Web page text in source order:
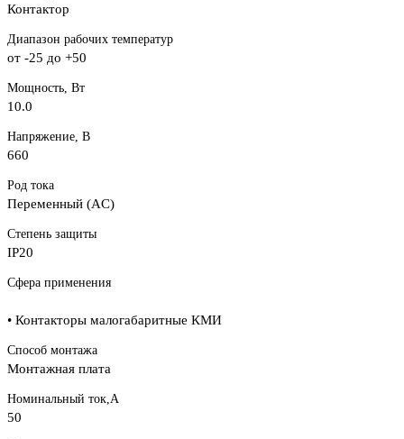
Контактор
Диапазон рабочих температур
от -25 до +50
Мощность, Вт
10.0
Напряжение, В
660
Род тока
Переменный (AC)
Степень защиты
IP20
Сфера применения
• Контакторы малогабаритные КМИ
Способ монтажа
Монтажная плата
Номинальный ток,А
50